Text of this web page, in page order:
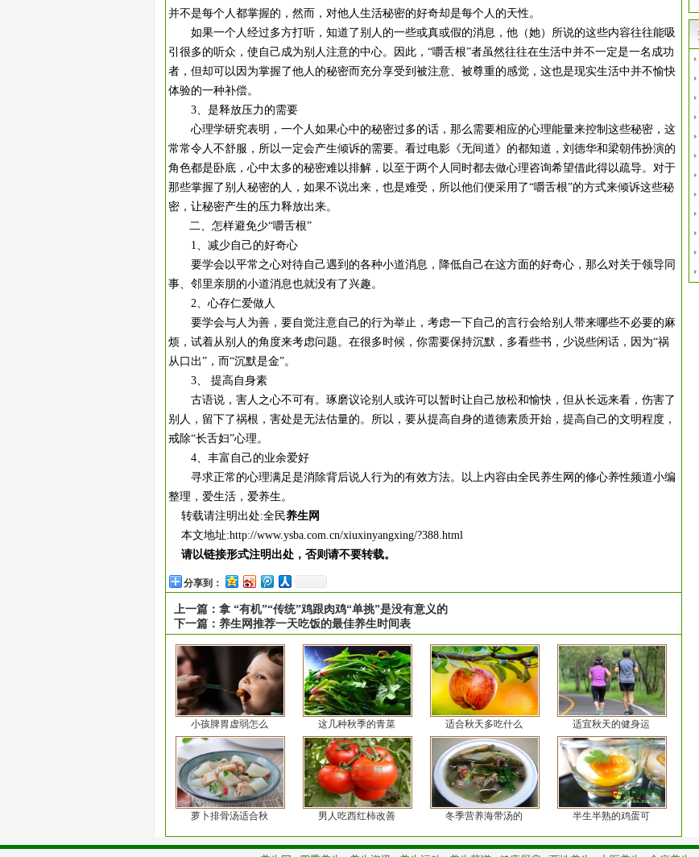
并不是每个人都掌握的，然而，对他人生活秘密的好奇却是每个人的天性。
如果一个人经过多方打听，知道了别人的一些或真或假的消息，他（她）所说的这些内容往往能吸
引很多的听众，使自己成为别人注意的中心。因此，“嚼舌根”者虽然往往在生活中并不一定是一名成功
者，但却可以因为掌握了他人的秘密而充分享受到被注意、被尊重的感觉，这也是现实生活中并不愉快
体验的一种补偿。
3、是释放压力的需要
心理学研究表明，一个人如果心中的秘密过多的话，那么需要相应的心理能量来控制这些秘密，这
常常令人不舒服，所以一定会产生倾诉的需要。看过电影《无间道》的都知道，刘德华和梁朝伟扮演的
角色都是卧底，心中太多的秘密难以排解，以至于两个人同时都去做心理咨询希望借此得以疏导。对于
那些掌握了别人秘密的人，如果不说出来，也是难受，所以他们便采用了“嚼舌根”的方式来倾诉这些秘
密，让秘密产生的压力释放出来。
二、怎样避免少“嚼舌根”
1、减少自己的好奇心
要学会以平常之心对待自己遇到的各种小道消息，降低自己在这方面的好奇心，那么对关于领导同
事、邻里亲朋的小道消息也就没有了兴趣。
2、心存仁爱做人
要学会与人为善，要自觉注意自己的行为举止，考虑一下自己的言行会给别人带来哪些不必要的麻
烦，试着从别人的角度来考虑问题。在很多时候，你需要保持沉默，多看些书，少说些闲话，因为“祸
从口出”，而“沉默是金”。
3、 提高自身素
古语说，害人之心不可有。琢磨议论别人或许可以暂时让自己放松和愉快，但从长远来看，伤害了
别人，留下了祸根，害处是无法估量的。所以，要从提高自身的道德素质开始，提高自己的文明程度，
戒除“长舌妇”心理。
4、丰富自己的业余爱好
寻求正常的心理满足是消除背后说人行为的有效方法。以上内容由全民养生网的修心养性频道小编
整理，爱生活，爱养生。
转载请注明出处:全民养生网
本文地址:http://www.ysba.com.cn/xiuxinyangxing/?388.html
请以链接形式注明出处，否则请不要转载。
分享到：
上一篇： 拿 “有机”“传统”鸡跟肉鸡“单挑”是没有意义的
下一篇： 养生网推荐一天吃饭的最佳养生时间表
小孩脾胃虚弱怎么 这几种秋季的青菜 适合秋天多吃什么 适宜秋天的健身运
萝卜排骨汤适合秋 男人吃西红柿改善 冬季营养海带汤的 半生半熟的鸡蛋可